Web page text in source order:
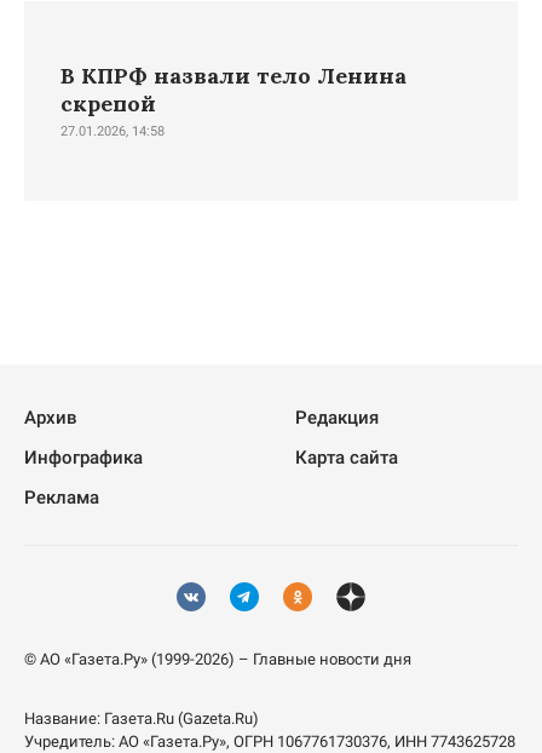
В КПРФ назвали тело Ленина
скрепой
27.01.2026, 14:58
Архив
Редакция
Инфографика
Карта сайта
Реклама
© АО «Газета.Ру» (1999-2026) – Главные новости дня
Название: Газета.Ru (Gazeta.Ru)
Учредитель: АО «Газета.Ру», ОГРН 1067761730376, ИНН 7743625728